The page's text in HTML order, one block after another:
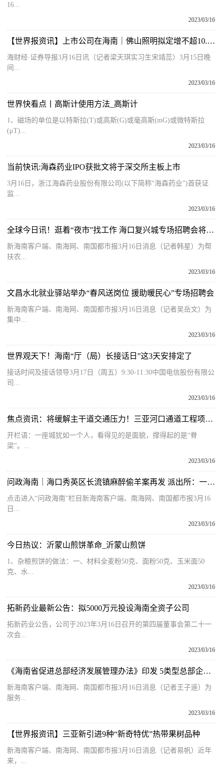
16...
2023/03/16
【世界报资讯】上市公司在海南｜佛山照明拟定增不超10.95亿元 用于公司海南产业园等项目
海财经·证券导报3月16日讯（记者梁天琪实习生宋靖蕊）3月15日晚
间...
2023/03/16
世界快看点丨高斯计使用方法_高斯计
1、磁场的单位是以特斯拉(T)或高斯(G)或毫高斯(mG)或微特斯拉
(μT)...
2023/03/16
当前快讯:海森药业IPO获批文将于深交所主板上市
3月16日，浙江海森药业股份有限公司(以下简称“海森药业”)首获证
监...
2023/03/16
全球今日讯！逛着“夜市”找工作 海口复兴城专场招聘会将于3月17日举办
新海南客户端、南海网、南国都市报3月16日消息（记者韩星）为帮
扶农...
2023/03/16
文昌水北就业驿站举办“春风送岗位 援助暖民心”专场招聘会
新海南客户端、南海网、南国都市报3月16日消息（记者吴岳文）为
集中...
2023/03/16
世界观天下！海南“厅（局）长接话日”这3天安排定了
接话时间及接话领导3月17日（周五）9:30-11:30中国电信股份有限公
司...
2023/03/16
焦点资讯：将缓解主干道交通压力！三亚河口通道工程项目最新进展
开栏语：一座城犹如一个人，看得见的是面貌，撑得起的是“脊
梁”。...
2023/03/16
问政海南｜海口秀英区长流镇麻醉偷羊案再发 派出所：一直在调查追踪此类案件
点击进入“问政海南”栏目新海南客户端、南海网、南国都市报3月16
日...
2023/03/16
今日热议：沂蒙山煎饼革命_沂蒙山煎饼
1、杂粮煎饼的做法：一、材料全麦粉50克、面粉50克、玉米面50
克、水...
2023/03/16
拓新药业最新公告：拟5000万元投设海南全资子公司
拓新药业公告，公司于2023年3月16日召开的第四届董事会第二十一
次会...
2023/03/16
《海南省促进总部经济发展管理办法》印发 5类型总部企业可申请认定
新海南客户端、南海网、南国都市报3月16日消息（记者王子遥）为
服务...
2023/03/16
【世界报资讯】三亚新引进9种“新奇特优”热带果树品种
新海南客户端、南海网、南国都市报3月16日消息（记者易帆）近年
来，...